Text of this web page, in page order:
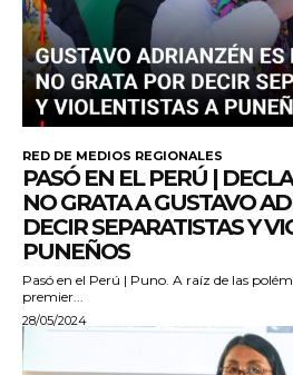
RED DE MEDIOS REGIONALES
PASÓ EN EL PERÚ |
NO GRATA A GUSTAVO
DECIR SEPARATISTAS Y
PUNEÑOS
Pasó en el Perú | Puno. A raíz de las
premier...
28/05/2024